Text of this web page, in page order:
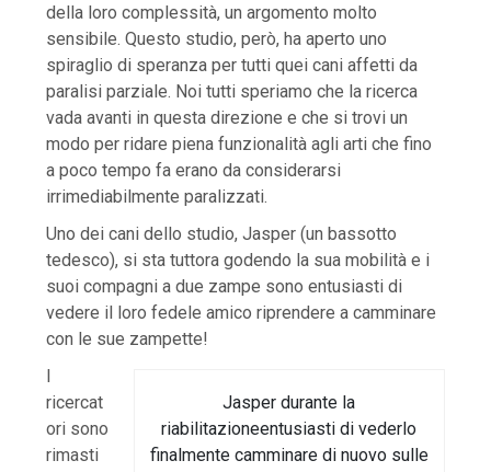
della loro complessità, un argomento molto
sensibile. Questo studio, però, ha aperto uno
spiraglio di speranza per tutti quei cani affetti da
paralisi parziale. Noi tutti speriamo che la ricerca
vada avanti in questa direzione e che si trovi un
modo per ridare piena funzionalità agli arti che fino
a poco tempo fa erano da considerarsi
irrimediabilmente paralizzati.
Uno dei cani dello studio, Jasper (un bassotto
tedesco), si sta tuttora godendo la sua mobilità e i
suoi compagni a due zampe sono entusiasti di
vedere il loro fedele amico riprendere a camminare
con le sue zampette!
Jasper durante la
riabilitazioneentusiasti di vederlo
finalmente camminare di nuovo sulle
I
ricercat
ori sono
rimasti